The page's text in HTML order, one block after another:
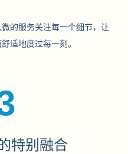
的服务关注每一个细节，让
适地度过每一刻。
特别融合